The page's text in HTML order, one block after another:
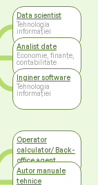
Data scientist
Tehnologia
informației
Analist date
Economie, finanțe,
contabilitate
Inginer software
Tehnologia
informației
Operator
calculator/ Back-
office agent
Administrație
Autor manuale
tehnice